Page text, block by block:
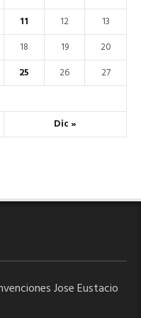
Dic »
11 12
13
18 19
20
25 26
27
Jose Eustacio